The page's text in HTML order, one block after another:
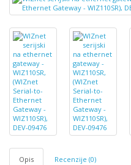
Opis Recenzije (0)